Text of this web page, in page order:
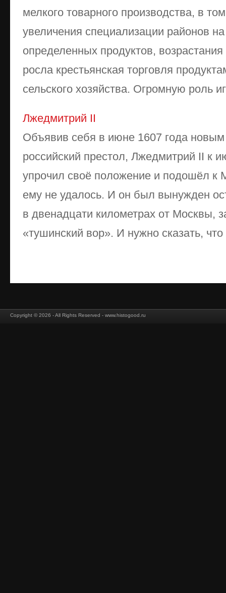
мелкого товарного производства, в
увеличения специализации районов
определенных продуктов,
росла крестьянская торговля
сельского хозяйства. Огромную роль
Лжедмитрий II
Объявив себя в июне 1607 года
российский престол, Лжедмитрий II к
упрочил своё положение и подошёл к
ему не удалось. И он был вынужден
в двенадцати километрах от Москвы,
«тушинский вор». И нужно сказать, что
Copyright © 2026 - All Rights Reserved - www.histogood.ru